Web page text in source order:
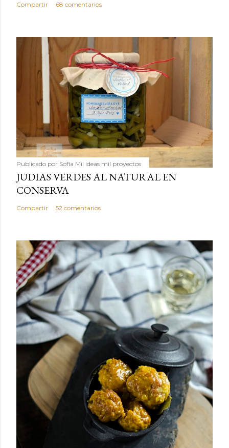
Compartir 68 comentarios
Publicado por Sofía Mil ideas mil proyectos
JUDIAS VERDES AL NATURAL EN
CONSERVA
Compartir 52 comentarios